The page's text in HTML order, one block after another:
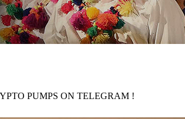
PUMPS ON TELEGRAM !